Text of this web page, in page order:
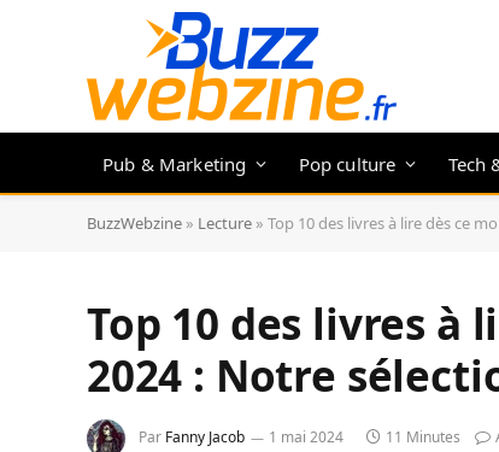
Pub & Marketing Pop culture Tech
BuzzWebzine » Lecture » Top 10 des livres à lire dès ce
Top 10 des livres à
2024 : Notre
Par Fanny Jacob 1 mai 2024 11 Minutes